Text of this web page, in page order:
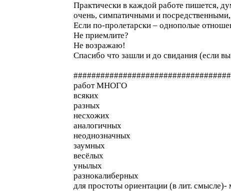
Практически в каждой работе пишется,
очень, симпатичными и
Если по-пролетарски – однополые
Не приемлите?
Не возражаю!
Спасибо что зашли и до свидания (если
работ МНОГО
всяких
разных
несхожих
аналогичных
неоднозначных
заумных
весёлых
унылых
разнокалиберных
для простоты ориентации (в лит.